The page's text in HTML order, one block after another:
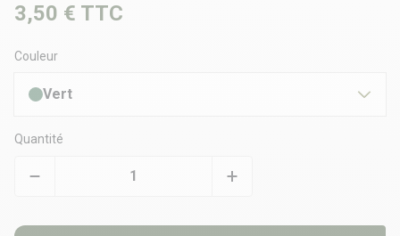
3,50 € TTC
Couleur
Vert
Quantité